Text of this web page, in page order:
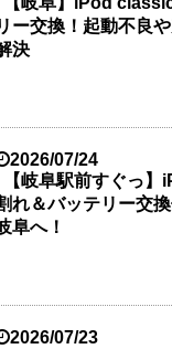
ー交換！起動不良
決
2026/07/24
【岐阜駅前すぐっ
れ＆バッテリー交
阜へ！
2026/07/23